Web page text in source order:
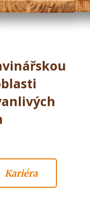
Kariéra